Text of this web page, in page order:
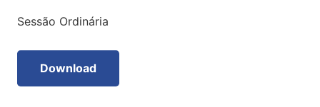
Sessão Ordinária
Download